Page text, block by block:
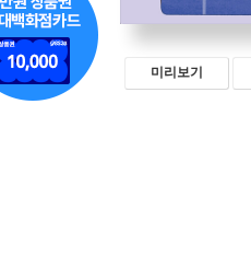
미리보기